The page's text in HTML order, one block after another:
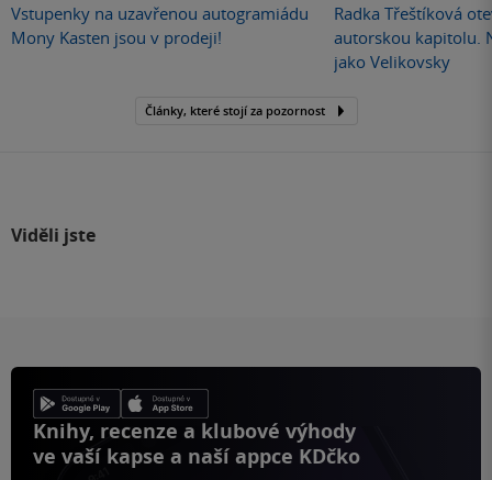
Vstupenky na uzavřenou autogramiádu
Mony Kasten jsou v prodeji!
Radka Třeštíková
autorskou kapitolu.
jako Velikovsky
Články, které stojí za pozornost
Viděli jste
Knihy, recenze a klubové výhody
ve vaší kapse a naší appce KDčko